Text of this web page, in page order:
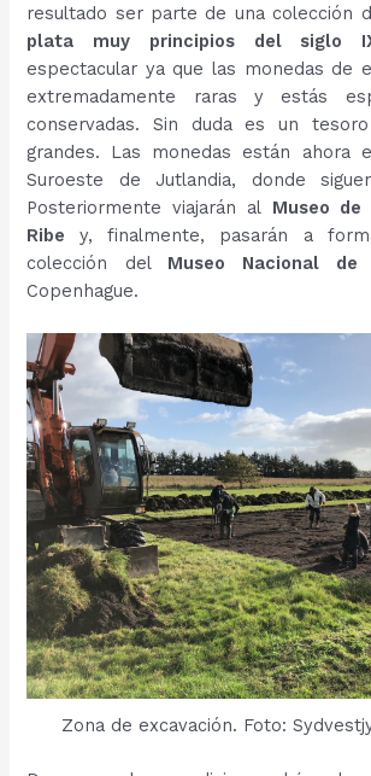
resultado ser parte de una colección
plata muy principios del siglo
espectacular ya que las monedas de
extremadamente raras y estás
conservadas. Sin duda es un
grandes. Las monedas están ahora
Suroeste de Jutlandia, donde
Posteriormente viajarán al Museo de
Ribe y, finalmente, pasarán a
colección del Museo Nacional de
Copenhague.
Zona de excavación. Foto: